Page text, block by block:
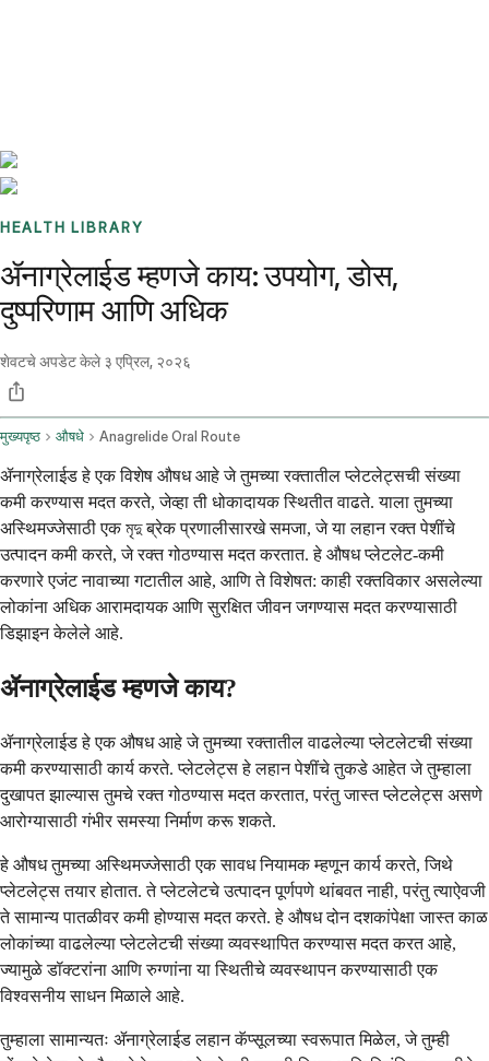
HEALTH LIBRARY
ॲनाग्रेलाईड म्हणजे काय: उपयोग, डोस,
दुष्परिणाम आणि अधिक
शेवटचे अपडेट केले ३ एप्रिल, २०२६
मुख्यपृष्ठ औषधे Anagrelide Oral Route
ॲनाग्रेलाईड हे एक विशेष औषध आहे जे तुमच्या रक्तातील प्लेटलेट्सची संख्या
कमी करण्यास मदत करते, जेव्हा ती धोकादायक स्थितीत वाढते. याला तुमच्या
अस्थिमज्जेसाठी एक মৃদু ब्रेक प्रणालीसारखे समजा, जे या लहान रक्त पेशींचे
उत्पादन कमी करते, जे रक्त गोठण्यास मदत करतात. हे औषध प्लेटलेट-कमी
करणारे एजंट नावाच्या गटातील आहे, आणि ते विशेषत: काही रक्तविकार असलेल्या
लोकांना अधिक आरामदायक आणि सुरक्षित जीवन जगण्यास मदत करण्यासाठी
डिझाइन केलेले आहे.
ॲनाग्रेलाईड म्हणजे काय?
ॲनाग्रेलाईड हे एक औषध आहे जे तुमच्या रक्तातील वाढलेल्या प्लेटलेटची संख्या
कमी करण्यासाठी कार्य करते. प्लेटलेट्स हे लहान पेशींचे तुकडे आहेत जे तुम्हाला
दुखापत झाल्यास तुमचे रक्त गोठण्यास मदत करतात, परंतु जास्त प्लेटलेट्स असणे
आरोग्यासाठी गंभीर समस्या निर्माण करू शकते.
हे औषध तुमच्या अस्थिमज्जेसाठी एक सावध नियामक म्हणून कार्य करते, जिथे
प्लेटलेट्स तयार होतात. ते प्लेटलेटचे उत्पादन पूर्णपणे थांबवत नाही, परंतु त्याऐवजी
ते सामान्य पातळीवर कमी होण्यास मदत करते. हे औषध दोन दशकांपेक्षा जास्त काळ
लोकांच्या वाढलेल्या प्लेटलेटची संख्या व्यवस्थापित करण्यास मदत करत आहे,
ज्यामुळे डॉक्टरांना आणि रुग्णांना या स्थितीचे व्यवस्थापन करण्यासाठी एक
विश्वसनीय साधन मिळाले आहे.
तुम्हाला सामान्यतः ॲनाग्रेलाईड लहान कॅप्सूलच्या स्वरूपात मिळेल, जे तुम्ही